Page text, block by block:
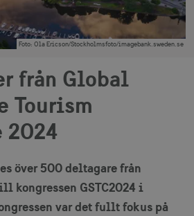
Foto: Ola Ericson/Stockholmsfoto/imagebank.sweden.se
från Global
Tourism
2024
över 500 deltagare från
kongressen GSTC2024 i
var det fullt fokus på